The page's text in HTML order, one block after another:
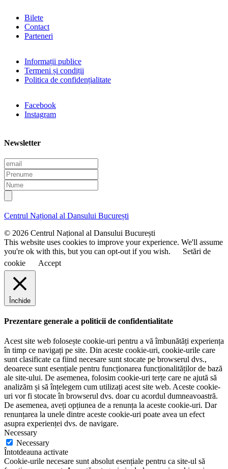
Bilete
Contact
Parteneri
Informații publice
Termeni și condiții
Politica de confidențialitate
Facebook
Instagram
Newsletter
E
m
a
i
l
P
r
e
n
m
N
u
m
e
Centrul Național al Dansului București
© 2026 Centrul Național al Dansului București
This website uses cookies to improve your experience. We'll assume
you're ok with this, but you can opt-out if you wish.
Setări de
cookie
Accept
Închide
Prezentare generale a politicii de confidentialitate
Acest site web folosește cookie-uri pentru a vă îmbunătăți experiența
în timp ce navigați pe site. Din aceste cookie-uri, cookie-urile care
sunt clasificate ca fiind necesare sunt stocate pe browserul dvs.,
deoarece sunt esențiale pentru funcționarea funcționalităților de bază
ale site-ului. De asemenea, folosim cookie-uri terțe care ne ajută să
analizăm și să înțelegem cum utilizați acest site web. Aceste cookie-
uri vor fi stocate în browserul dvs. doar cu acordul dumneavoastră.
De asemenea, aveți opțiunea de a renunța la aceste cookie-uri. Dar
renunțarea la unele dintre aceste cookie-uri poate avea un efect
asupra experienței dvs. de navigare.
Necessary
Necessary
Întotdeauna activate
Cookie-urile necesare sunt absolut esențiale pentru ca site-ul să